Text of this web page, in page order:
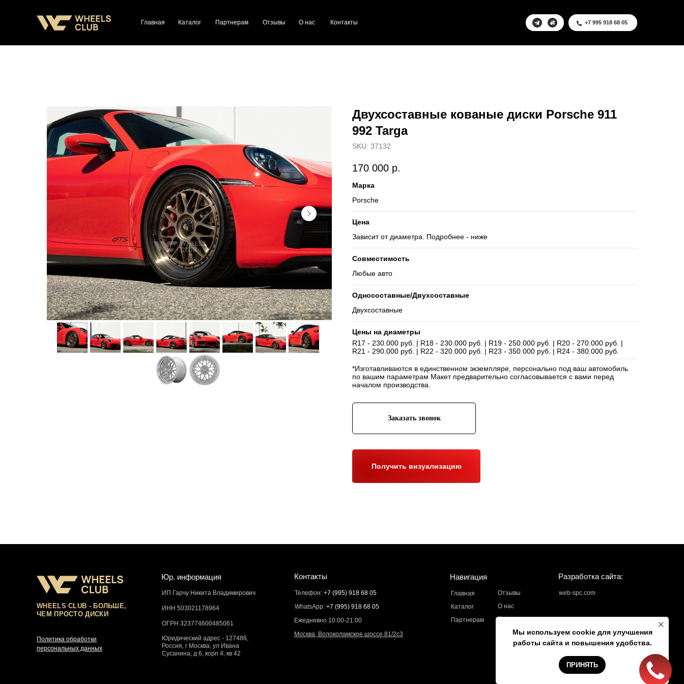
Главная Каталог Партнерам Отзывы О нас Контакты +7 995 918 68 05
Двухсоставные кованые диски Porsche 911
992 Targa
SKU: 37132
170 000 р.
Марка
Porsche
Цена
Зависит от диаметра. Подробнее - ниже
Совместимость
Любые авто
Односоставные/Двухсоставные
Двухсоставные
Цены на диаметры
R17 - 230.000 руб. | R18 - 230.000 руб. | R19 - 250.000 руб. | R20 - 270.000 руб. |
R21 - 290.000 руб. | R22 - 320.000 руб. | R23 - 350.000 руб. | R24 - 380.000 руб.
*Изготавливаются в единственном экземпляре, персонально под ваш автомобиль
по вашим параметрам Макет предварительно согласовывается с вами перед
началом производства.
Заказать звонок
Получить визуализацию
WHEELS CLUB - БОЛЬШЕ,
ЧЕМ ПРОСТО ДИСКИ
Политика обработки
персональных данных
Юр. информация Контакты Навигация Разработка сайта:
ИП Гарчу Никита Владимирович
ИНН 503021178964
ОГРН 323774600485061
Юридический адрес - 127486,
Россия, г Москва, ул Ивана
Сусанина, д 6, корп 4, кв 42
Телефон: +7 (995) 918 68 05
WhatsApp: +7 (995) 918 68 05
Москва, Волоколамское шоссе 81/2с3
Ежедневно 10:00-21:00
Главная
Каталог
Партнерам
Отзывы
О нас
Контакты
web-spc.com
Мы используем cookie для улучшения
работы сайта и повышения удобства.
ПРИНЯТЬ